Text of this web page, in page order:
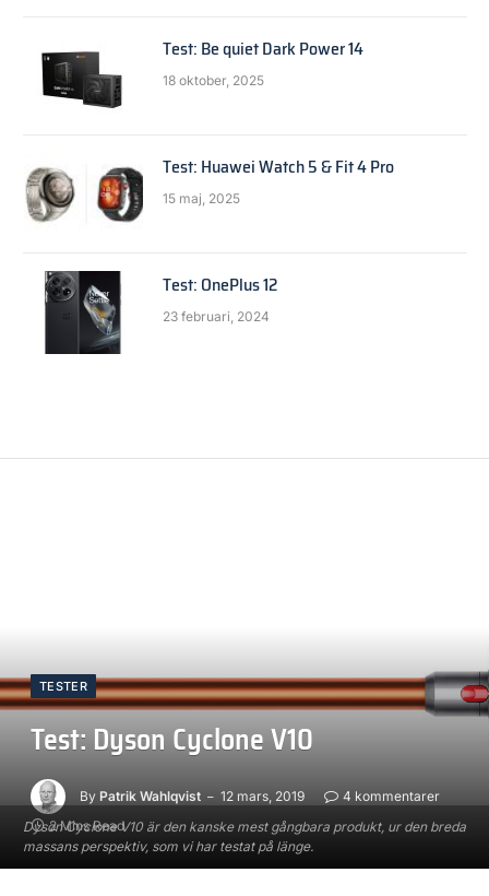
Test: Be quiet Dark Power 14
18 oktober, 2025
Test: Huawei Watch 5 & Fit 4 Pro
15 maj, 2025
Test: OnePlus 12
23 februari, 2024
Dyson Cyclone V10 är den kanske mest gångbara produkt, ur den breda
massans perspektiv, som vi har testat på länge.
TESTER
Test: Dyson Cyclone V10
By Patrik Wahlqvist 12 mars, 2019
4 kommentarer
2 Mins Read